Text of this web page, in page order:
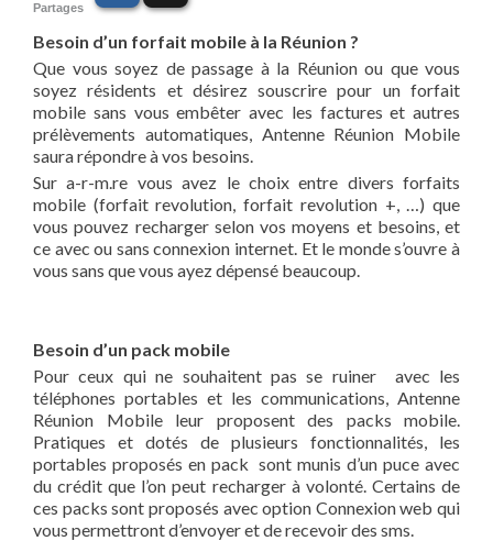
Partages
Besoin d’un forfait mobile à la Réunion ?
Que vous soyez de passage à la Réunion ou que vous
soyez résidents et désirez souscrire pour un forfait
mobile sans vous embêter avec les factures et autres
prélèvements automatiques, Antenne Réunion Mobile
saura répondre à vos besoins.
Sur a-r-m.re vous avez le choix entre divers forfaits
mobile (forfait revolution, forfait revolution +, …) que
vous pouvez recharger selon vos moyens et besoins, et
ce avec ou sans connexion internet. Et le monde s’ouvre à
vous sans que vous ayez dépensé beaucoup.
Besoin d’un pack mobile
Pour ceux qui ne souhaitent pas se ruiner avec les
téléphones portables et les communications, Antenne
Réunion Mobile leur proposent des packs mobile.
Pratiques et dotés de plusieurs fonctionnalités, les
portables proposés en pack sont munis d’un puce avec
du crédit que l’on peut recharger à volonté. Certains de
ces packs sont proposés avec option Connexion web qui
vous permettront d’envoyer et de recevoir des sms.